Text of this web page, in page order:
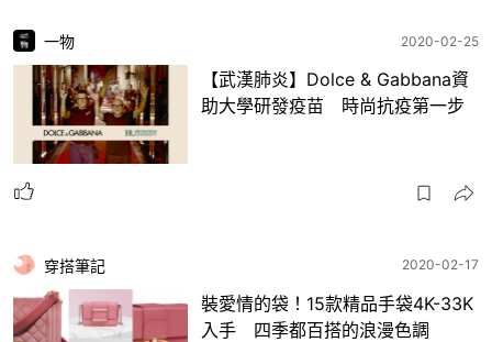
一物 2020-02-25
【武漢肺炎】Dolce & Gabbana資
助大學研發疫苗 時尚抗疫第一步
穿搭筆記 2020-02-17
裝愛情的袋！15款精品手袋4K-33K
入手 四季都百搭的浪漫色調